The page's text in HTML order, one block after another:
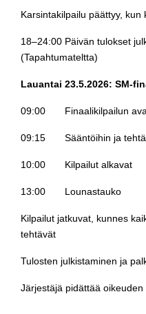
Karsintakilpailu päättyy,
18–24:00 Päivän tulokset
(Tapahtumateltta)
Lauantai 23.5.2026: SM-
09:00 Finaalikilpailun
09:15 Sääntöihin ja
10:00 Kilpailut alkavat
13:00 Lounastauko
Kilpailut jatkuvat, kunnes
tehtävät
Tulosten julkistaminen ja
Järjestäjä pidättää oikeuden